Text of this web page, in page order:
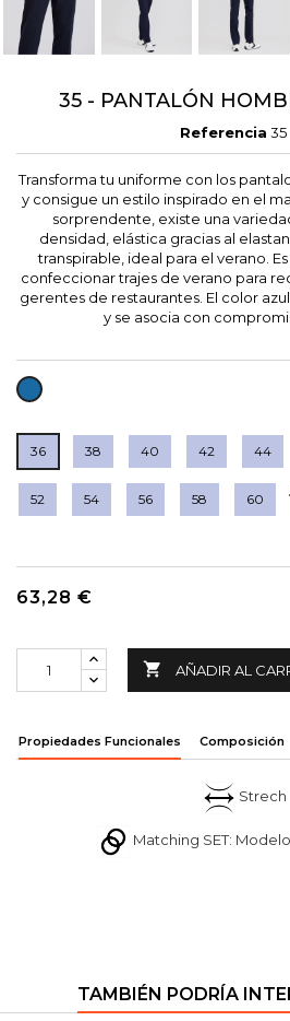
35 - PANTALÓN
Referencia 35
Transforma tu uniforme con los
y consigue un estilo inspirado en el
sorprendente, existe una
densidad, elástica gracias al
transpirable, ideal para el verano.
confeccionar trajes de verano para
gerentes de restaurantes. El color
y se asocia con
AZAFATA
36 38 40 42 44
52 54 56 58 60
63,28 €
 AÑADIR AL
Propiedades Funcionales Composición
Strech
Matching SET:
TAMBIÉN PODRÍA